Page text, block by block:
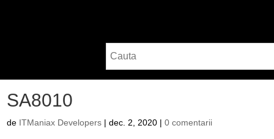
SA8010
de ITManiax Developers |dec. 2, 2020 |0 comentarii